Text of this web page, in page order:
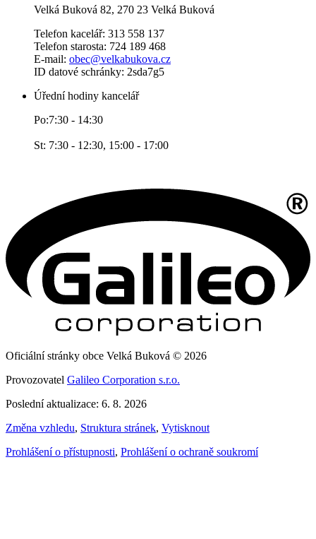
Velká Buková 82, 270 23 Velká Buková
Telefon kacelář: 313 558 137
Telefon starosta: 724 189 468
E-mail: obec@velkabukova.cz
ID datové schránky: 2sda7g5
Úřední hodiny kancelář
Po:7:30 - 14:30
St: 7:30 - 12:30, 15:00 - 17:00
Oficiální stránky obce Velká Buková © 2026
Provozovatel Galileo Corporation s.r.o.
Poslední aktualizace: 6. 8. 2026
Změna vzhledu, Struktura stránek, Vytisknout
Prohlášení o přístupnosti, Prohlášení o ochraně soukromí